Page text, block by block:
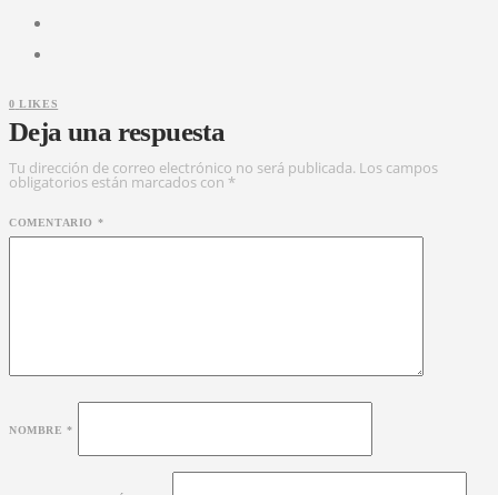
0 LIKES
Deja una respuesta
Tu dirección de correo electrónico no será publicada. Los campos
obligatorios están marcados con *
COMENTARIO *
NOMBRE*